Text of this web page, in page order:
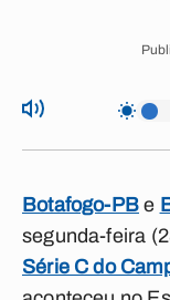
Botafogo-PBe
segunda-feira
Série C do